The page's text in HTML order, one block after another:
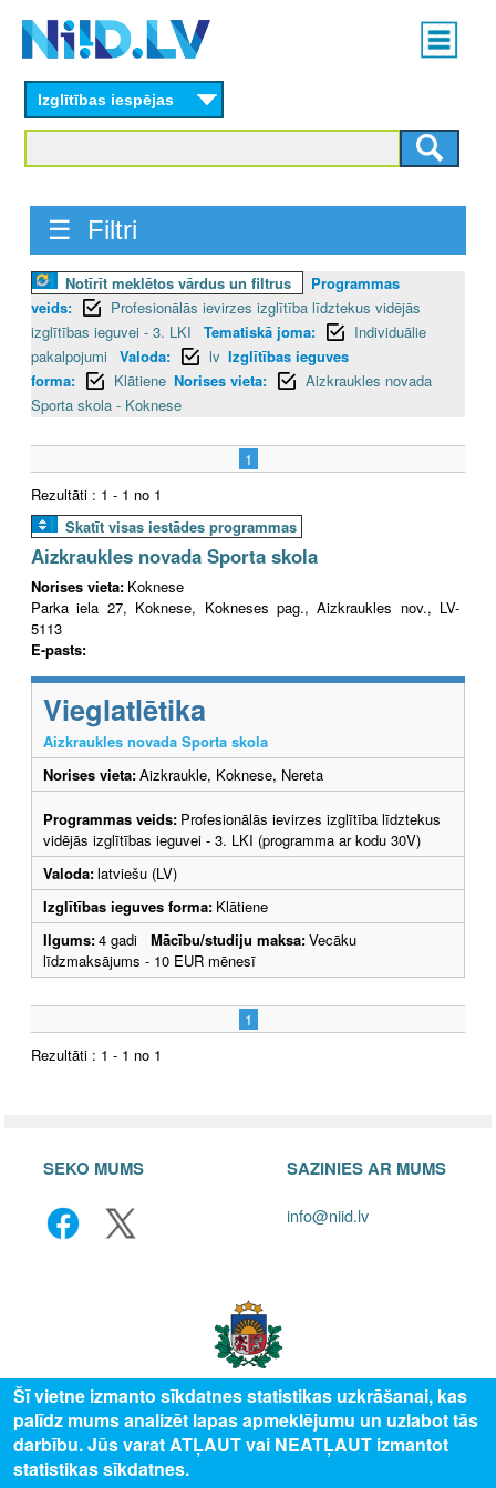
content
Main
menu
Izglītības iespējas
☰ Filtri
Notīrīt meklētos vārdus un filtrus
Programmas
veids:
Profesionālās ievirzes izglītība līdztekus vidējās
izglītības ieguvei - 3. LKI
Tematiskā joma:
Individuālie
pakalpojumi
Valoda: lv Izglītības ieguves
forma:
Klātiene Norises vieta:
Aizkraukles novada
Sporta skola - Koknese
1
Rezultāti : 1 - 1 no 1
Skatīt visas iestādes programmas
Aizkraukles novada Sporta skola
Norises vieta: Koknese
Parka iela 27, Koknese, Kokneses pag., Aizkraukles nov., LV-
5113
E-pasts:
Vieglatlētika
Aizkraukles novada Sporta skola
Norises vieta:Aizkraukle, Koknese, Nereta
Programmas veids: Profesionālās ievirzes izglītība līdztekus
vidējās izglītības ieguvei - 3. LKI (programma ar kodu 30V)
Valoda:latviešu (LV)
Izglītības ieguves forma: Klātiene
Ilgums:4 gadi Mācību/studiju maksa:Vecāku
līdzmaksājums - 10 EUR mēnesī
1
Rezultāti : 1 - 1 no 1
SEKO MUMS SAZINIES AR MUMS
info@niid.lv
© 2025 Valsts izglītības attīstības aģentūra, publicētā satura visas tiesības
Šī vietne izmanto sīkdatnes statistikas uzkrāšanai, kas
palīdz mums analizēt lapas apmeklējumu un uzlabot tās
darbību. Jūs varat ATĻAUT vai NEATĻAUT izmantot
statistikas sīkdatnes.